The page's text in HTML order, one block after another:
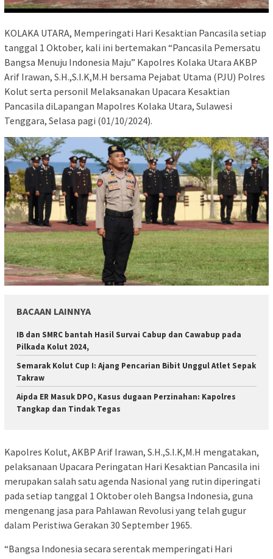
KOLAKA UTARA, Memperingati Hari Kesaktian Pancasila setiap
tanggal 1 Oktober, kali ini bertemakan “Pancasila Pemersatu
Bangsa Menuju Indonesia Maju” Kapolres Kolaka Utara AKBP
Arif Irawan, S.H.,S.I.K,M.H bersama Pejabat Utama (PJU) Polres
Kolut serta personil Melaksanakan Upacara Kesaktian
Pancasila diLapangan Mapolres Kolaka Utara, Sulawesi
Tenggara, Selasa pagi (01/10/2024).
BACAAN LAINNYA
IB dan SMRC bantah Hasil Survai Cabup dan Cawabup pada
Pilkada Kolut 2024,
Semarak Kolut Cup I: Ajang Pencarian Bibit Unggul Atlet Sepak
Takraw
Aipda ER Masuk DPO, Kasus dugaan Perzinahan: Kapolres
Tangkap dan Tindak Tegas
Kapolres Kolut, AKBP Arif Irawan, S.H.,S.I.K,M.H mengatakan,
pelaksanaan Upacara Peringatan Hari Kesaktian Pancasila ini
merupakan salah satu agenda Nasional yang rutin diperingati
pada setiap tanggal 1 Oktober oleh Bangsa Indonesia, guna
mengenang jasa para Pahlawan Revolusi yang telah gugur
dalam Peristiwa Gerakan 30 September 1965.
“Bangsa Indonesia secara serentak memperingati Hari